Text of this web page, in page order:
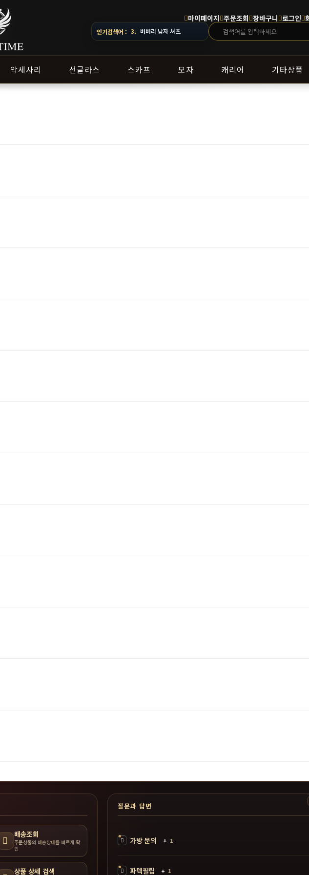
· 지역에 따라 배송 일정이 달라질 수 있으니 주문 전 상담창으로 문의해 주세요.
마이페이지 주문조회 장바구니 로그인
인기검색어 : 3. 버버리 남자 셔츠
악세사리 선글라스 스카프 모자 캐리어 기타상품
배송조회
주문상품의 배송상태를 빠르게 확
인
상품 상세 검색
질문과 답변
가방 문의 + 1
파텍필립 + 1